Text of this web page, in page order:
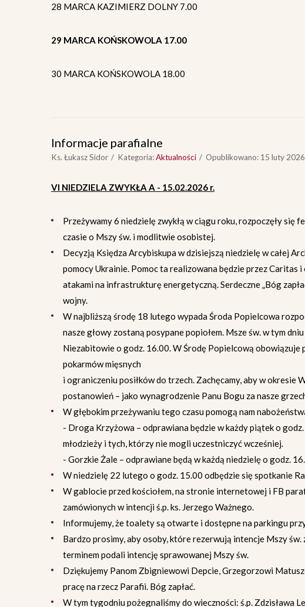
28 MARCA KAZIMIERZ DOLNY 7.00
29 MARCA KOŃSKOWOLA 17.00
30 MARCA KOŃSKOWOLA 18.00
Informacje parafialne
Ks. Łukasz Sidor Kategoria:Aktualności Opublikowano: 15 luty 2026
VI NIEDZIELA ZWYKŁA A - 15.02.2026 r.
Przeżywamy 6 niedzielę zwykłą w ciągu roku, rozpoczęły się
czasie o Mszy św. i modlitwie osobistej.
Decyzją Księdza Arcybiskupa w dzisiejszą niedzielę w całej
pomocy Ukrainie. Pomoc ta realizowana będzie przez
atakami na infrastrukturę energetyczną. Serdeczne „Bóg
wojny.
W najbliższą środę 18 lutego wypada Środa Popielcowa
nasze głowy zostaną posypane popiołem. Msze św. w tym
Niezabitowie o godz. 16.00. W Środę Popielcową obowiązuje
pokarmów mięsnych
i ograniczeniu posiłków do trzech. Zachęcamy, aby w
postanowień – jako wynagrodzenie Panu Bogu za nasze
W głębokim przeżywaniu tego czasu pomogą nam
- Droga Krzyżowa – odprawiana będzie w każdy piątek o
młodzieży i tych, którzy nie mogli uczestniczyć wcześniej.
- Gorzkie Żale – odprawiane będą w każdą niedzielę o godz.
W niedzielę 22 lutego o godz. 15.00 odbędzie się spotkanie
W gablocie przed kościołem, na stronie internetowej i FB
zamówionych w intencji ś.p. ks. Jerzego Ważnego.
Informujemy, że toalety są otwarte i dostępne na parkingu
Bardzo prosimy, aby osoby, które rezerwują intencje Mszy
terminem podali intencję sprawowanej Mszy św.
Dziękujemy Panom Zbigniewowi Depcie, Grzegorzowi
pracę na rzecz Parafii. Bóg zapłać.
W tym tygodniu pożegnaliśmy do wieczności: ś.p. Zdzisława